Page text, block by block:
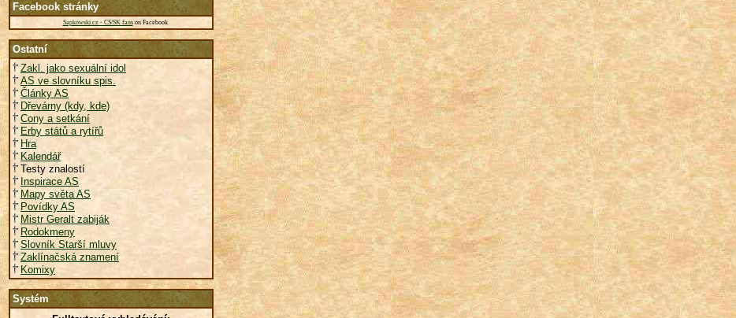
Facebook stránky
Sapkowski.cz - CS/SK fanson Facebook
Ostatní
Zakl. jako sexuální idol
AS ve slovníku spis.
Články AS
Dřevárny (kdy, kde)
Cony a setkání
Erby států a rytířů
Hra
Kalendář
Testy znalostí
Inspirace AS
Mapy světa AS
Povídky AS
Mistr Geralt zabiják
Rodokmeny
Slovník Starší mluvy
Zaklínačská znamení
Komixy
Systém